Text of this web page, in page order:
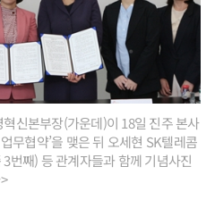
신본부장(가운데)이 18일 진주 본사
무협약’을 맺은 뒤 오세현 SK텔레콤
번째) 등 관계자들과 함께 기념사진